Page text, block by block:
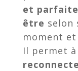
et
être selon
moment et
Il permet